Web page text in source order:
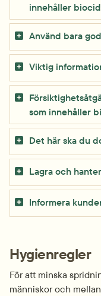
innehåller
Använd bara
Viktig
som innehåller
Det här ska du
Lagra och
Informera
Hygienregler
För att minska
människor och